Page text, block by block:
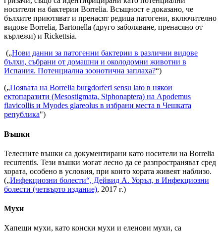
носители на бактерии Borrelia. Всъщност е доказано, че
бълхите приютяват и пренасят редица патогени, включително
видове Borrelia, Bartonella (друго заболяване, пренасяно от
кърлежи) и Rickettsia.
(„Нови данни за патогенни бактерии в различни видове
бълхи, събрани от домашни и околодомни животни в
Испания. Потенциална зоонотична заплаха?“)
(„Появата на Borrelia burgdorferi sensu lato в някои
ектопаразити (Mesostigmata, Siphonaptera) на Apodemus
flavicollis и Myodes glareolus в избрани места в Чешката
република")
Въшки
Телесните въшки са документирани като носители на Borrelia
recurrentis. Тези въшки могат лесно да се разпространяват сред
хората, особено в условия, при които хората живеят наблизо.
(„Инфекциозни болести“, Дейвид А. Уоръл, в Инфекциозни
болести (четвърто издание), 2017 г.)
Мухи
Хапещи мухи, като конски мухи и еленови мухи, са